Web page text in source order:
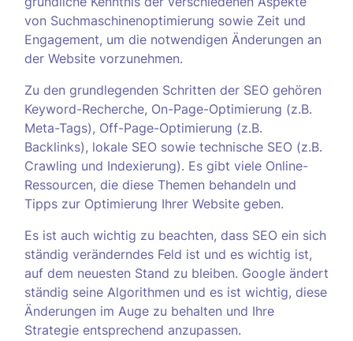
von Suchmaschinenoptimierung sowie Zeit und
Engagement, um die notwendigen Änderungen an
der Website vorzunehmen.
Zu den grundlegenden Schritten der SEO gehören
Keyword-Recherche, On-Page-Optimierung (z.B.
Meta-Tags), Off-Page-Optimierung (z.B.
Backlinks), lokale SEO sowie technische SEO (z.B.
Crawling und Indexierung). Es gibt viele Online-
Ressourcen, die diese Themen behandeln und
Tipps zur Optimierung Ihrer Website geben.
Es ist auch wichtig zu beachten, dass SEO ein sich
ständig veränderndes Feld ist und es wichtig ist,
auf dem neuesten Stand zu bleiben. Google ändert
ständig seine Algorithmen und es ist wichtig, diese
Änderungen im Auge zu behalten und Ihre
Strategie entsprechend anzupassen.